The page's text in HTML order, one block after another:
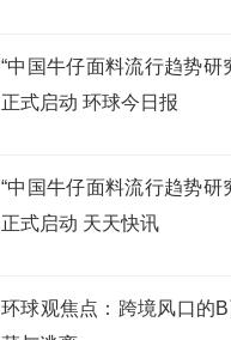
“中国牛仔面料流行趋势研
正式启动 环球今日报
“中国牛仔面料流行趋势研
正式启动 天天快讯
环球观焦点：跨境风口的